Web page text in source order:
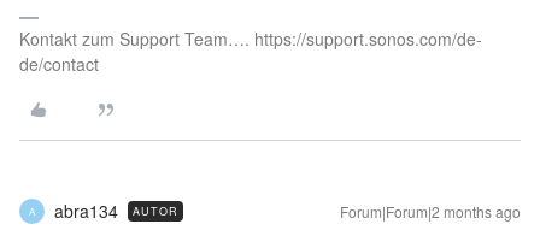
Kontakt zum Support Team…. https://support.sonos.com/de-
de/contact
A abra134 AUTOR Forum|Forum|2 months ago